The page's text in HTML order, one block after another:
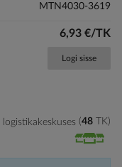
MTN4030-3619
6,93 €/TK
Logi sisse
48 TK